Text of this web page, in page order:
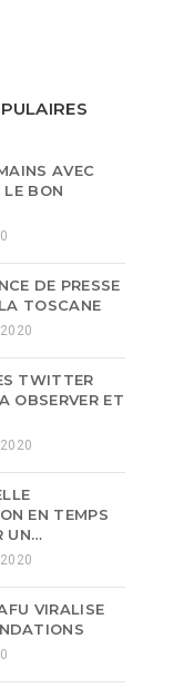
AVEC
LE BON
DE PRESSE
TOSCANE
TWITTER
OBSERVER ET
EN TEMPS
UN…
VIRALISE